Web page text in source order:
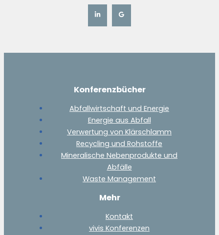
Konferenzbücher
Abfallwirtschaft und Energie
Energie aus Abfall
Verwertung von Klärschlamm
Recycling und Rohstoffe
Mineralische Nebenprodukte und
Abfälle
Waste Management
Mehr
Kontakt
vivis Konferenzen